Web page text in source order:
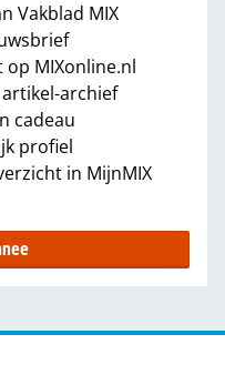
Vakblad MIX
MIXonline.nl
archief
cadeau
profiel
in MijnMIX